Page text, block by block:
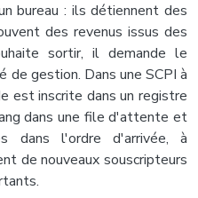
bureau : ils détiennent des
des revenus issus des
sortir, il demande le
gestion. Dans une SCPI à
est inscrite dans un registre
dans une file d'attente et
dans l'ordre d'arrivée, à
de nouveaux souscripteurs